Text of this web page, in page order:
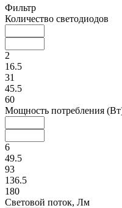
Фильтр
Количество светодиодов
2
16.5
31
45.5
60
Мощность потребления
6
49.5
93
136.5
180
Световой поток, Лм